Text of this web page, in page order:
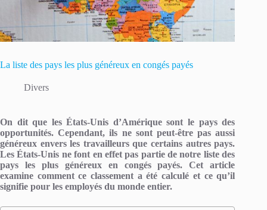
La liste des pays les plus généreux en congés payés
Divers
On dit que les États-Unis d’Amérique sont le pays des
opportunités. Cependant, ils ne sont peut-être pas aussi
généreux envers les travailleurs que certains autres pays.
Les États-Unis ne font en effet pas partie de notre liste des
pays les plus généreux en congés payés. Cet article
examine comment ce classement a été calculé et ce qu’il
signifie pour les employés du monde entier.